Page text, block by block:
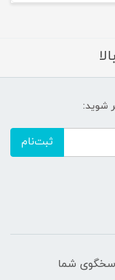
شوید:
ثبت‌نام
پنج شنبه ، از ساعت 9 الی 17 پاسخگوی شما